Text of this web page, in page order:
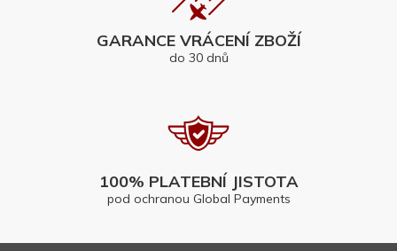
GARANCE VRÁCENÍ ZBOŽÍ
do 30 dnů
100% PLATEBNÍ JISTOTA
pod ochranou Global Payments